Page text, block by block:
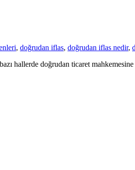
, doğrudan iflas, doğrudan iflas nedir,
hallerde doğrudan ticaret